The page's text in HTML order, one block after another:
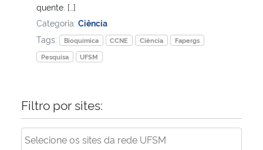
quente. […]
Categoria: Ciência
Tags:
Bioquímica CCNE Ciência
Fapergs
Pesquisa
UFSM
Filtro por sites: